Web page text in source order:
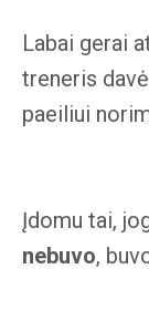
Labai gerai
treneris
paeiliui
Įdomu tai,
nebuvo,